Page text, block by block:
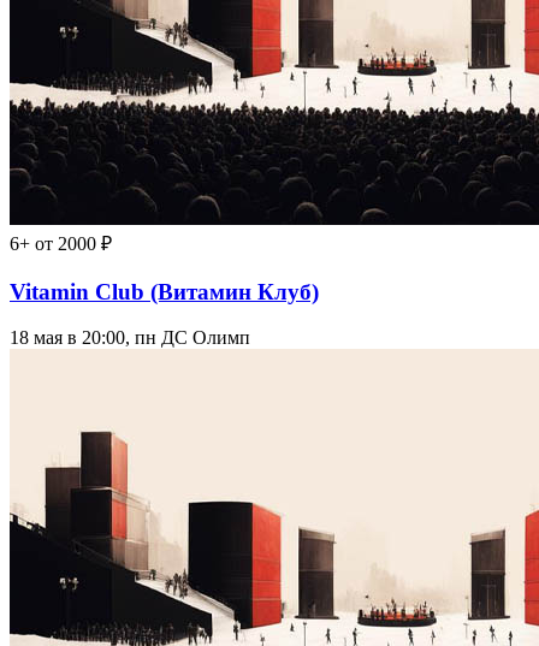
6+ от 2000 ₽
Vitamin Club (Витамин Клуб)
18 мая в 20:00, пн ДС Олимп